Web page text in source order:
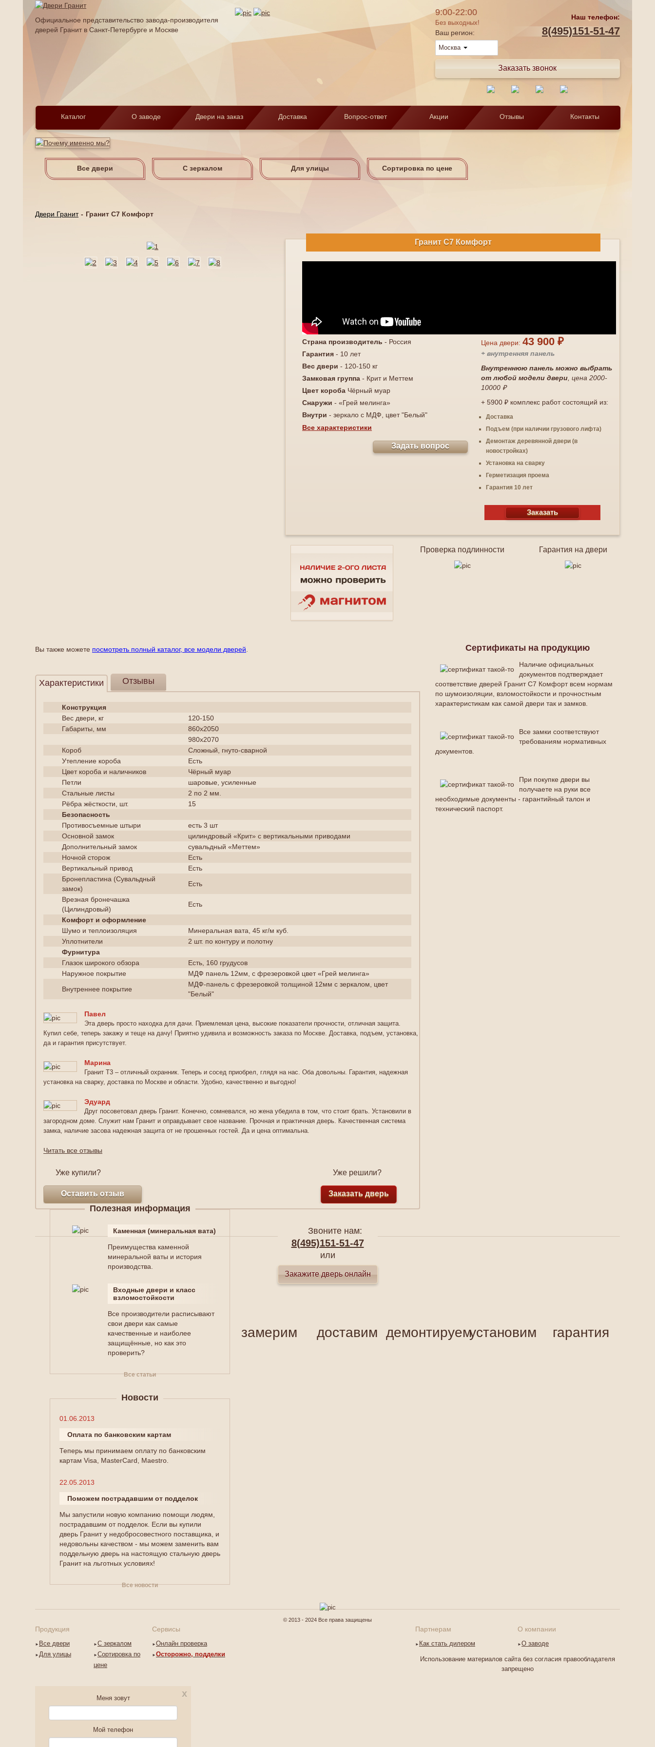
Официальное представительство завода-производителя
дверей Гранит в Санкт-Петербурге и Москве
Наш телефон:
8(495)151-51-47
9:00-22:00
Без выходных!
Ваш регион:
Москва
Заказать звонок
Каталог О заводе Двери на заказ Доставка Вопрос-ответ Акции Отзывы Контакты
Все двери С зеркалом Для улицы Сортировка по цене
Двери Гранит Гранит С7 Комфорт
Гранит С7 Комфорт
Страна производитель - Россия
Гарантия - 10 лет
Вес двери - 120-150 кг
Замковая группа - Крит и Меттем
Цвет короба Чёрный муар
Снаружи - «Грей мелинга»
Внутри - зеркало с МДФ, цвет "Белый"
Все характеристики
Задать вопрос
Цена двери:43 900 ₽
+ внутренняя панель
Внутреннюю панель можно выбрать
от любой модели двери, цена 2000-
10000 ₽
+ 5900 ₽ комплекс работ состоящий из:
Доставка
Подъем (при наличии грузового лифта)
Демонтаж деревянной двери (в
новостройках)
Установка на сварку
Герметизация проема
Гарантия 10 лет
Заказать
Проверка подлинности Гарантия на двери
Вы также можете посмотреть полный каталог, все модели дверей.
Характеристики Отзывы
Конструкция
Вес двери, кг
120-150
Габариты, мм
860х2050
980х2070
Короб
Сложный, гнуто-сварной
Утепление короба
Есть
Цвет короба и наличников
Чёрный муар
Петли
шаровые, усиленные
Стальные листы
2 по 2 мм.
Рёбра жёсткости, шт.
15
Безопасность
Противосъемные штыри
есть 3 шт
Основной замок
цилиндровый «Крит» с вертикальными приводами
Дополнительный замок
сувальдный «Меттем»
Ночной сторож
Есть
Вертикальный привод
Есть
Бронепластина (Сувальдный
замок)
Есть
Врезная бронечашка
(Цилиндровый)
Есть
Комфорт и оформление
Шумо и теплоизоляция
Минеральная вата, 45 кг/м куб.
Уплотнители
2 шт. по контуру и полотну
Фурнитура
Глазок широкого обзора
Есть, 160 грудусов
Наружное покрытие
МДФ панель 12мм, с фрезеровкой цвет «Грей мелинга»
Внутреннее покрытие
МДФ-панель с фрезеровкой толщиной 12мм с зеркалом, цвет
"Белый"
Павел
Эта дверь просто находка для дачи. Приемлемая цена, высокие показатели прочности, отличная защита.
Купил себе, теперь закажу и теще на дачу! Приятно удивила и возможность заказа по Москве. Доставка, подъем, установка,
да и гарантия присутствует.
Марина
Гранит Т3 – отличный охранник. Теперь и сосед приобрел, глядя на нас. Оба довольны. Гарантия, надежная
установка на сварку, доставка по Москве и области. Удобно, качественно и выгодно!
Эдуард
Друг посоветовал дверь Гранит. Конечно, сомневался, но жена убедила в том, что стоит брать. Установили в
загородном доме. Служит нам Гранит и оправдывает свое название. Прочная и практичная дверь. Качественная система
замка, наличие засова надежная защита от не прошенных гостей. Да и цена оптимальна.
Читать все отзывы
Уже купили?
Оставить отзыв
Уже решили?
Заказать дверь
Сертификаты на продукцию
Наличие официальных
документов подтверждает
соответствие дверей Гранит С7 Комфорт всем нормам
по шумоизоляции, взломостойкости и прочностным
характеристикам как самой двери так и замков.
Все замки соответствуют
требованиям нормативных
документов.
При покупке двери вы
получаете на руки все
необходимые документы - гарантийный талон и
технический паспорт.
Полезная информация
Каменная (минеральная вата)
Преимущества каменной
минеральной ваты и история
производства.
Входные двери и класс
взломостойкости
Все производители расписывают
свои двери как самые
качественные и наиболее
защищённые, но как это
проверить?
Все статьи
Новости
01.06.2013
Оплата по банковским картам
Теперь мы принимаем оплату по банковским
картам Visa, MasterCard, Maestro.
22.05.2013
Поможем пострадавшим от подделок
Мы запустили новую компанию помощи людям,
пострадавшим от подделок. Если вы купили
дверь Гранит у недобросовестного поставщика, и
недовольны качеством - мы можем заменить вам
поддельную дверь на настоящую стальную дверь
Гранит на льготных условиях!
Все новости
Звоните нам:
8(495)151-51-47
или
Закажите дверь онлайн
замерим доставим демонтируемустановим гарантия
© 2013 - 2024 Все права защищены
Продукция
Все двери
С зеркалом
Для улицы
Сортировка по
цене
Сервисы
Онлайн проверка
Осторожно, подделки
Партнерам
Как стать дилером
О компании
О заводе
Использование материалов сайта без согласия правообладателя
запрещено
Меня зовут
Мой телефон
x